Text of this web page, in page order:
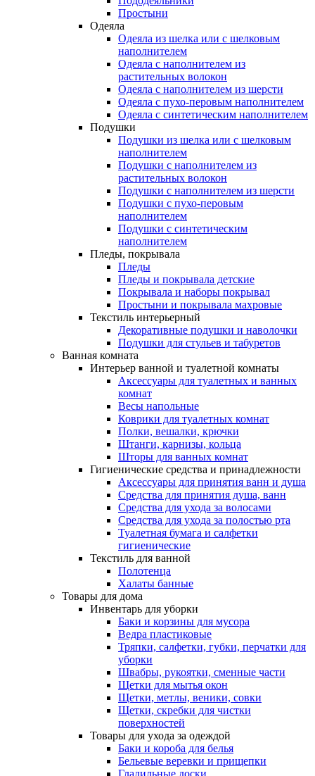
Простыни
Одеяла
Одеяла из шелка или с шелковым
наполнителем
Одеяла с наполнителем из
растительных волокон
Одеяла с наполнителем из шерсти
Одеяла с пухо-перовым наполнителем
Одеяла с синтетическим наполнителем
Подушки
Подушки из шелка или с шелковым
наполнителем
Подушки с наполнителем из
растительных волокон
Подушки с наполнителем из шерсти
Подушки с пухо-перовым
наполнителем
Подушки с синтетическим
наполнителем
Пледы, покрывала
Пледы
Пледы и покрывала детские
Покрывала и наборы покрывал
Простыни и покрывала махровые
Текстиль интерьерный
Декоративные подушки и наволочки
Подушки для стульев и табуретов
Ванная комната
Интерьер ванной и туалетной комнаты
Аксессуары для туалетных и ванных
комнат
Весы напольные
Коврики для туалетных комнат
Полки, вешалки, крючки
Штанги, карнизы, кольца
Шторы для ванных комнат
Гигиенические средства и принадлежности
Аксессуары для принятия ванн и душа
Средства для принятия душа, ванн
Средства для ухода за волосами
Средства для ухода за полостью рта
Туалетная бумага и салфетки
гигиенические
Текстиль для ванной
Полотенца
Халаты банные
Товары для дома
Инвентарь для уборки
Баки и корзины для мусора
Ведра пластиковые
Тряпки, салфетки, губки, перчатки для
уборки
Швабры, рукоятки, сменные части
Щетки для мытья окон
Щетки, метлы, веники, совки
Щетки, скребки для чистки
поверхностей
Товары для ухода за одеждой
Баки и короба для белья
Бельевые веревки и прищепки
Гладильные доски